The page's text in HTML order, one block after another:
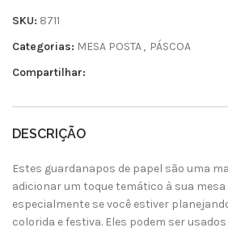
SKU: 8711
Categorias: MESA POSTA, PÁSCOA
Compartilhar:
DESCRIÇÃO
Estes guardanapos de papel são uma
adicionar um toque temático à sua
especialmente se você estiver
colorida e festiva. Eles podem ser